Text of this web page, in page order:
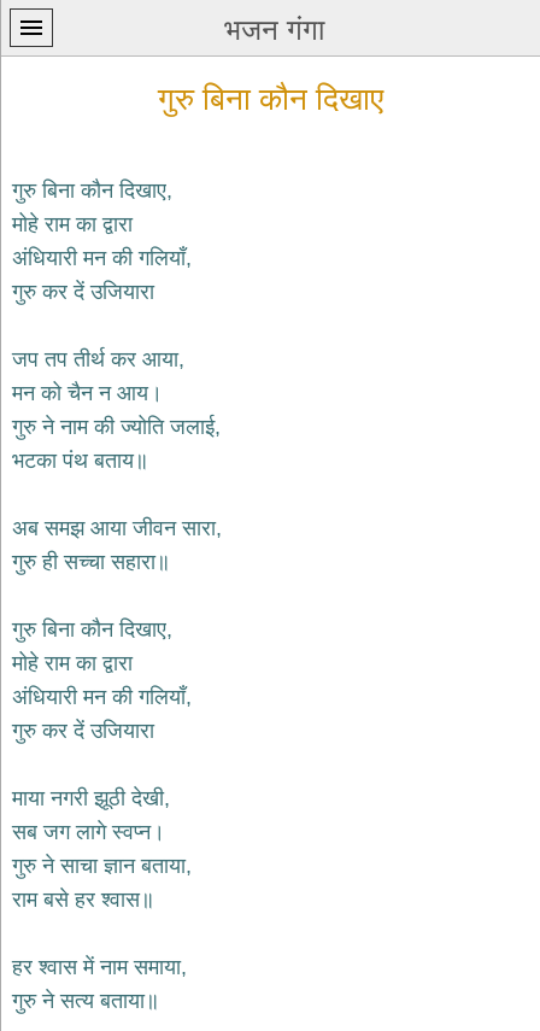
भजन गंगा
प्रथम
पन्ना
भजन
krishna
bhajans
शिव
भजन
हनुमान
भजन
साईं
भजन
sai
bhajans
जैन
jain
bhajans
दुर्गा
भजन
durga
bhajans
भजन
ganesh
गुरु बिना कौन दिखाए
गुरु बिना कौन दिखाए,
मोहे राम का द्वारा
अंधियारी मन की गलियाँ,
गुरु कर दें उजियारा
जप तप तीर्थ कर आया,
मन को चैन न आय।
गुरु ने नाम की ज्योति जलाई,
भटका पंथ बताय॥
अब समझ आया जीवन सारा,
गुरु ही सच्चा सहारा॥
गुरु बिना कौन दिखाए,
मोहे राम का द्वारा
अंधियारी मन की गलियाँ,
गुरु कर दें उजियारा
माया नगरी झूठी देखी,
सब जग लागे स्वप्न।
गुरु ने साचा ज्ञान बताया,
राम बसे हर श्वास॥
हर श्वास में नाम समाया,
गुरु ने सत्य बताया॥